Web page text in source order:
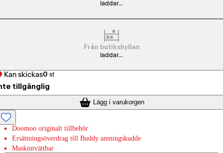
laddar...
Från butikshyllan
laddar...
Kan skickas0 st
tillgänglig
Lägg i varukorgen
Doomoo originalt tillbehör
Ersättningsöverdrag till Buddy amningskudde
Maskintvättbar